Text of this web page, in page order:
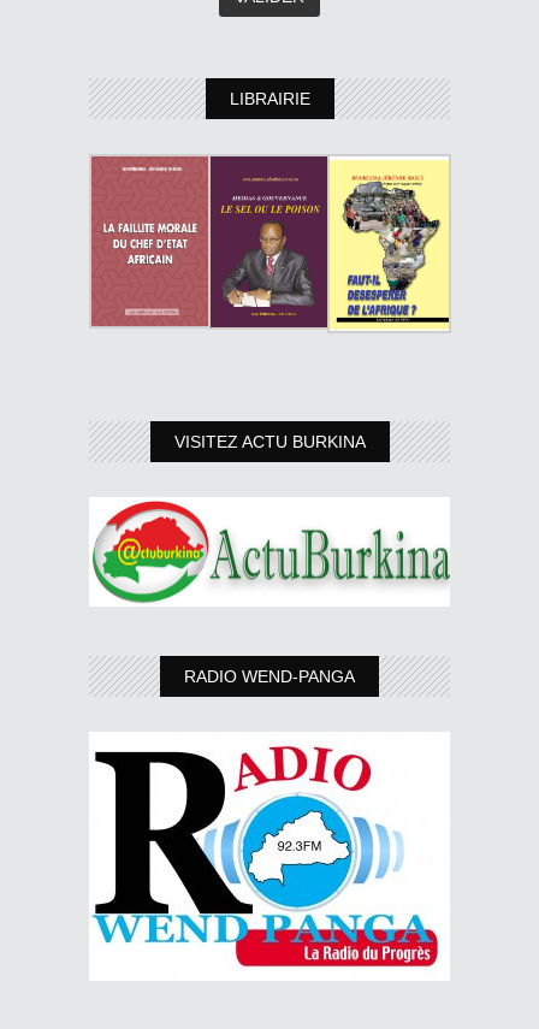
LIBRAIRIE
VISITEZ ACTU BURKINA
RADIO WEND-PANGA